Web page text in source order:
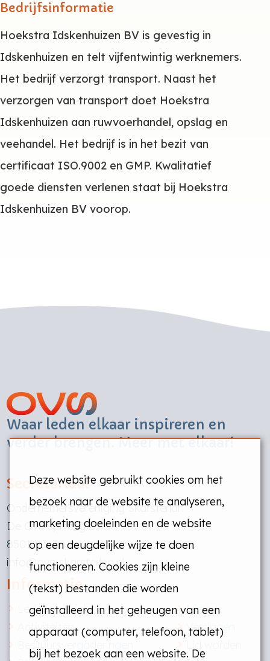
Bedrijfsinformatie
Hoekstra Idskenhuizen BV is gevestig in
Idskenhuizen en telt vijfentwintig werknemers.
Het bedrijf verzorgt transport. Naast het
verzorgen van transport doet Hoekstra
Idskenhuizen aan ruwvoerhandel, opslag en
veehandel. Het bedrijf is in het bezit van
certificaat ISO.9002 en GMP. Kwalitatief
goede diensten verlenen staat bij Hoekstra
Idskenhuizen BV voorop.
Waar leden elkaar inspireren en
verder brengen. Meer met elkaar!
Secretariaat
Ondernemersvereniging Skarsterlân
De Overspitting 52
8501 PJ Joure
info@ovs-skarsterlan.nl
Informatie
Ledenoverzicht
Activiteiten
Nieuws
Verslagen
Deze website gebruikt cookies om het
bezoek naar de website te analyseren,
marketing doeleinden en de website
op een deugdelijke wijze te doen
functioneren. Cookies zijn kleine
(tekst) bestanden die worden
geïnstalleerd in het geheugen van een
apparaat (computer, telefoon, tablet)
bij het bezoek aan een website. De